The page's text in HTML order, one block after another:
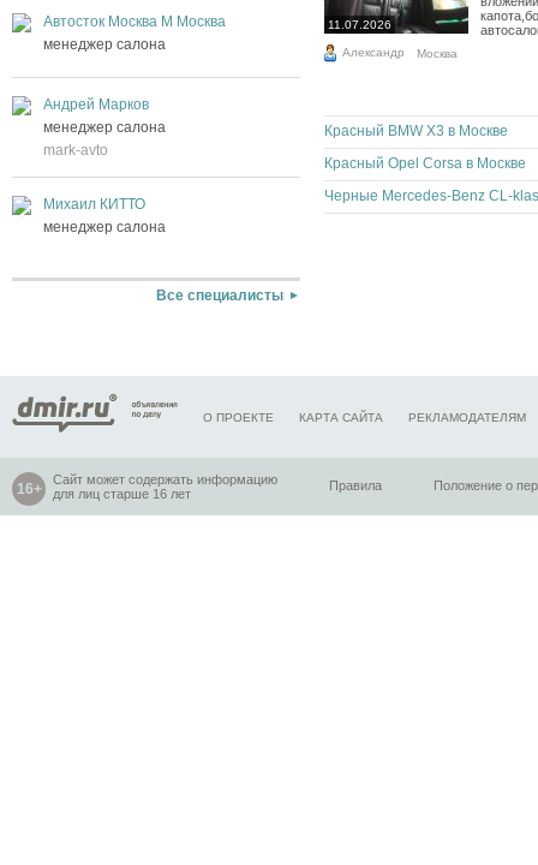
Автосток Москва М Москва
менеджер салона
Андрей Марков
менеджер салона
mark-avto
Михаил КИТТО
менеджер салона
Все специалисты
11.07.2026
Александр Москва
Красный BMW X3 в Москве
Красный Opel Corsa в Москве
О ПРОЕКТЕ КАРТА САЙТА РЕКЛАМОДАТЕЛЯМ
Сайт может содержать информацию
для лиц старше 16 лет
Правила Положение о